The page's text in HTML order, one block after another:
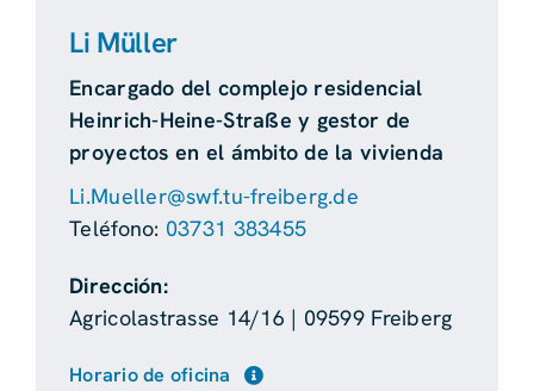
Li Müller
Encargado del complejo residencial
Heinrich-Heine-Straße y gestor de
proyectos en el ámbito de la vivienda
Li.Mueller@swf.tu-freiberg.de
Teléfono: 03731 383455
Dirección:
Agricolastrasse 14/16 | 09599 Freiberg
Horario de oficina